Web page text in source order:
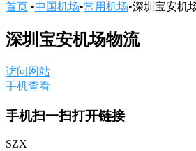
首页 •中国机场•常用机场•深圳宝安机
深圳宝安机场物流
访问网站
手机查看
手机扫一扫打开链接
SZX